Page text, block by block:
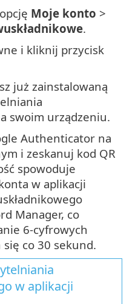
Moje konto >
.
i kliknij przycisk
już zainstalowaną
swoim urządzeniu.
Authenticator na
i zeskanuj kod QR
spowoduje
w aplikacji
Manager, co
6-cyfrowych
co 30 sekund.
w aplikacji